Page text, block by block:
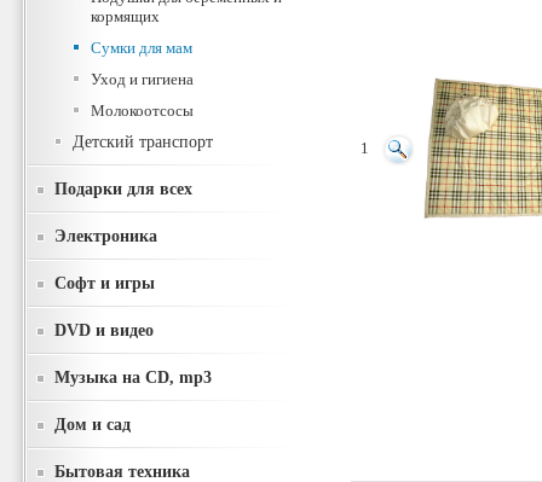
кормящих
Сумки для мам
Уход и гигиена
Молокоотсосы
Детский транспорт
Подарки для всех
Электроника
Софт и игры
DVD и видео
Музыка на CD, mp3
Дом и сад
Бытовая техника
1